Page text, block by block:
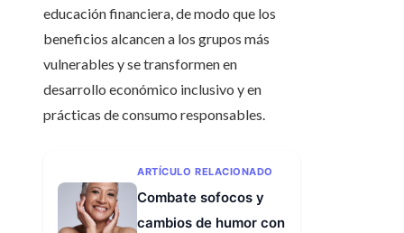
educación financiera, de modo que los
beneficios alcancen a los grupos más
vulnerables y se transformen en
desarrollo económico inclusivo y en
prácticas de consumo responsables.
ARTÍCULO RELACIONADO
Combate sofocos y
cambios de humor con